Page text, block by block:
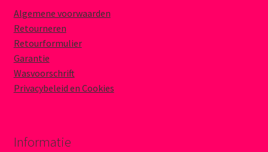
Algemene voorwaarden
Retourneren
Retourformulier
Garantie
Wasvoorschrift
Privacybeleid en Cookies
Informatie